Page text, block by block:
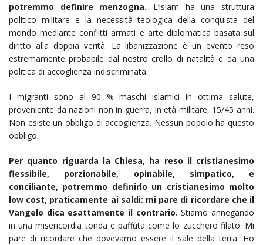
potremmo definire menzogna. L’islam ha una struttura
politico militare e la necessità teologica della conquista del
mondo mediante conflitti armati e arte diplomatica basata sul
diritto alla doppia verità. La libanizzazione è un evento reso
estremamente probabile dal nostro crollo di natalità e da una
politica di accoglienza indiscriminata.
I migranti sono al 90 % maschi islamici in ottima salute,
proveniente da nazioni non in guerra, in età militare, 15/45 anni.
Non esiste un obbligo di accoglienza. Nessun popolo ha questo
obbligo.
Per quanto riguarda la Chiesa, ha reso il cristianesimo
flessibile, porzionabile, opinabile, simpatico, e
conciliante, potremmo definirlo un cristianesimo molto
low cost, praticamente ai saldi: mi pare di ricordare che il
Vangelo dica esattamente il contrario. Stiamo annegando
in una misericordia tonda e paffuta come lo zucchero filato. Mi
pare di ricordare che dovevamo essere il sale della terra. Ho